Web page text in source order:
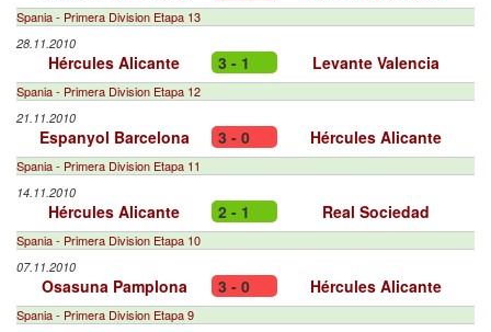
Spania - Primera Division Etapa 13
28.11.2010
Hércules Alicante 3 - 1 Levante Valencia
Spania - Primera Division Etapa 12
21.11.2010
Espanyol Barcelona 3 - 0 Hércules Alicante
Spania - Primera Division Etapa 11
14.11.2010
Hércules Alicante 2 - 1 Real Sociedad
Spania - Primera Division Etapa 10
07.11.2010
Osasuna Pamplona 3 - 0 Hércules Alicante
Spania - Primera Division Etapa 9